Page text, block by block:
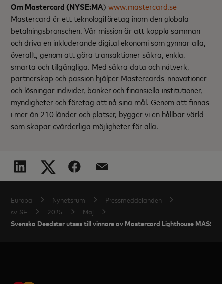
Om Mastercard (NYSE:MA)www.mastercard.se
Mastercard är ett teknologiföretag inom den globala
betalningsbranschen. Vår mission är att koppla samman
och driva en inkluderande digital ekonomi som gynnar alla,
överallt, genom att göra transaktioner säkra, enkla,
smarta och tillgängliga. Med säkra data och nätverk,
partnerskap och passion hjälper Mastercards innovationer
och lösningar individer, banker och finansiella institutioner,
myndigheter och företag att nå sina mål. Genom att finnas
i mer än 210 länder och platser, bygger vi en hållbar värld
som skapar ovärderliga möjligheter för alla.
Europa Nyhetsrum
Pressmeddelanden
sv-SE
2025 Maj
Svenska Deedster utses till vinnare av Mastercard Lighthouse MASSIV